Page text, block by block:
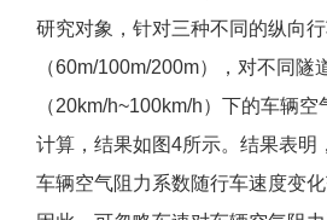
研究对象，针对三种不同的纵向
（60m/100m/200m），对不同隧
（20km/h~100km/h）下的车辆
计算，结果如图4所示。结果表明
车辆空气阻力系数随行车速度变化